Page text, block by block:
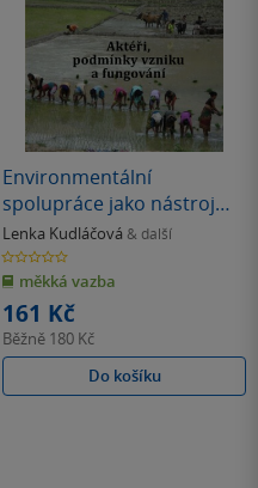
Environmentální
spolupráce jako nástroj
řešení konfliktů. Aktéři,
podmínky vzniku a
fungování
Lenka Kudláčová & další
0.0
z
5
hvězdiček
měkká vazba
161 Kč
Běžně 180 Kč
Do košíku